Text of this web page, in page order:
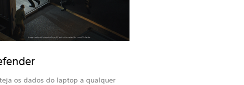
os dados do laptop a qualquer